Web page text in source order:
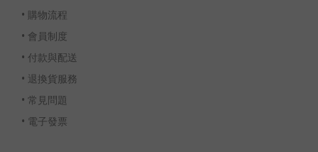
• 購物流程
• 會員制度
• 付款與配送
• 退換貨服務
• 常見問題
• 電子發票